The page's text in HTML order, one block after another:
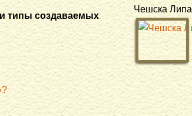
типы создаваемых
Чешска Липа